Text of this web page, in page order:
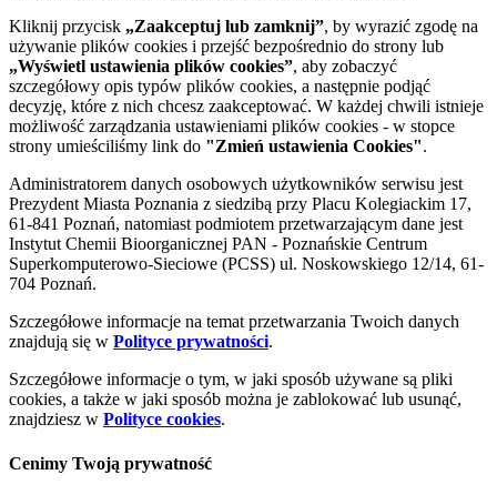
Kliknij przycisk „Zaakceptuj lub zamknij”, by wyrazić zgodę na
używanie plików cookies i przejść bezpośrednio do strony lub
„Wyświetl ustawienia plików cookies”, aby zobaczyć
szczegółowy opis typów plików cookies, a następnie podjąć
decyzję, które z nich chcesz zaakceptować. W każdej chwili istnieje
możliwość zarządzania ustawieniami plików cookies - w stopce
strony umieściliśmy link do "Zmień ustawienia Cookies".
Administratorem danych osobowych użytkowników serwisu jest
Prezydent Miasta Poznania z siedzibą przy Placu Kolegiackim 17,
61-841 Poznań, natomiast podmiotem przetwarzającym dane jest
Instytut Chemii Bioorganicznej PAN - Poznańskie Centrum
Superkomputerowo-Sieciowe (PCSS) ul. Noskowskiego 12/14, 61-
704 Poznań.
Szczegółowe informacje na temat przetwarzania Twoich danych
znajdują się w Polityce prywatności.
Szczegółowe informacje o tym, w jaki sposób używane są pliki
cookies, a także w jaki sposób można je zablokować lub usunąć,
znajdziesz w Polityce cookies.
Cenimy Twoją prywatność